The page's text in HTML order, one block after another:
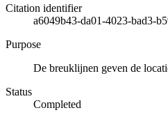
Citation identifier
a6049b43-da01-4023-bad3-
Purpose
De breuklijnen geven de
Status
Completed